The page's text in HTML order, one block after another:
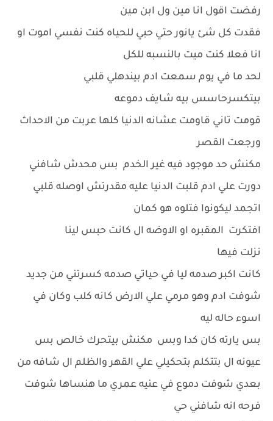
رفضت اقول انا مين ول ابن مين
فقدت كل شئ يانور حتي حبي للحياه كنت نفسي اموت او
انا فعلا كنت ميت بالنسبه للكل
لحد ما في يوم سمعت ادم بيندهلي قلبي
بيتكسرحاسس بيه شايف دموعه
قومت تاني قاومت عشانه الدنيا كلها عربت من الاحداث
ورجعت القصر
مكنش حد موجود فيه غير الخدم بس محدش شافني
دورت علي ادم قلبت الدنيا عليه مقدرتش اوصله قلبي
اتجمد ليكونوا فتلوه هو كمان
افتكرت المقبره او الاوضه ال كانت حبس لينا
نزلت فيها
كانت اكبر صدمه ليا في حياتي صدمه كسرتني من جديد
شوفت ادم وهو مرمي علي الارض كانه كلب وكان في
اسوء حاله ليه
بس يارته كان كدا وبس مكنش بيتحرك خالص بس
عيونه ال بتتكلم بتحكيلي علي القهر والظلم ال شافه من
بعدي شوفت دموع في عنيه عمري ما هنساها شوفت
فرحه انه شافني حي